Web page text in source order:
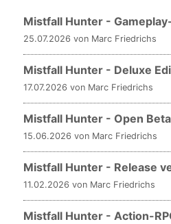
Mistfall Hunter -
25.07.2026 von Marc Friedrichs
Mistfall Hunter - Deluxe
17.07.2026 von Marc Friedrichs
Mistfall Hunter - Open
15.06.2026 von Marc Friedrichs
Mistfall Hunter - Release
11.02.2026 von Marc Friedrichs
Mistfall Hunter - Action-